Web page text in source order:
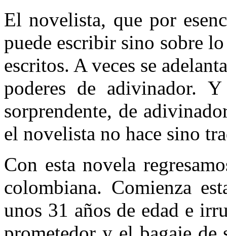
El novelista, que por
puede escribir sino sobre
escritos. A veces se
poderes de adivinador.
sorprendente, de
el novelista no hace sino
Con esta novela
colombiana. Comienza
unos 31 años de edad e